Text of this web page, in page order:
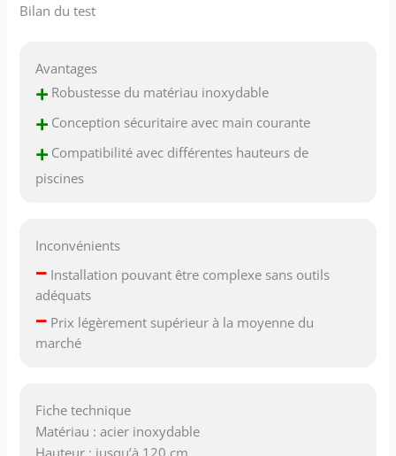
Bilan du test
Avantages
+ Robustesse du matériau inoxydable
+ Conception sécuritaire avec main courante
+ Compatibilité avec différentes hauteurs de
piscines
Inconvénients
– Installation pouvant être complexe sans outils
adéquats
– Prix légèrement supérieur à la moyenne du
marché
Fiche technique
Matériau : acier inoxydable
Hauteur : jusqu’à 120 cm